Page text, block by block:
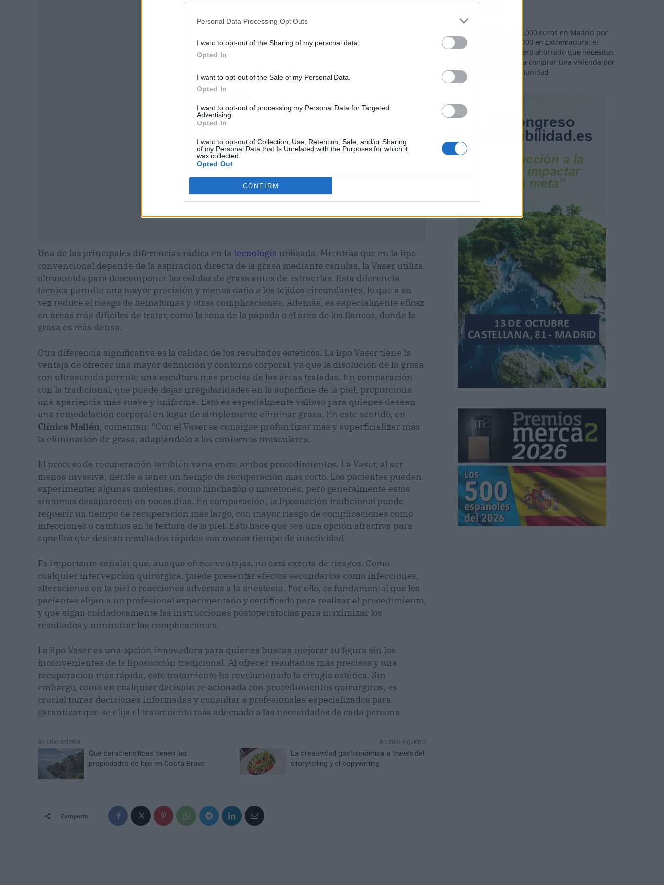
Personal Data Processing Opt Outs
I want to opt-out of the Sharing of my personal data.
Opted In
I want to opt-out of the Sale of my Personal Data.
Opted In
I want to opt-out of processing my Personal Data for Targeted
Advertising.
Opted In
I want to opt-out of Collection, Use, Retention, Sale, and/or Sharing
of my Personal Data that Is Unrelated with the Purposes for which it
was collected.
Opted Out
CONFIRM
Una de las principales diferencias radica en la tecnología utilizada. Mientras que en la lipo
convencional depende de la aspiración directa de la grasa mediante cánulas, la Vaser utiliza
ultrasonido para descomponer las células de grasa antes de extraerlas. Esta diferencia
técnica permite una mayor precisión y menos daño a los tejidos circundantes, lo que a su
vez reduce el riesgo de hematomas y otras complicaciones. Además, es especialmente eficaz
en áreas más difíciles de tratar, como la zona de la papada o el área de los flancos, donde la
grasa es más densa.
Otra diferencia significativa es la calidad de los resultados estéticos. La lipo Vaser tiene la
ventaja de ofrecer una mayor definición y contorno corporal, ya que la disolución de la grasa
con ultrasonido permite una escultura más precisa de las áreas tratadas. En comparación
con la tradicional, que puede dejar irregularidades en la superficie de la piel, proporciona
una apariencia más suave y uniforme. Esto es especialmente valioso para quienes desean
una remodelación corporal en lugar de simplemente eliminar grasa. En este sentido, en
Clínica Mallén, comentan: “Con el Vaser se consigue profundizar más y superficializar más
la eliminación de grasa, adaptándolo a los contornos musculares.
El proceso de recuperación también varía entre ambos procedimientos. La Vaser, al ser
menos invasiva, tiende a tener un tiempo de recuperación más corto. Los pacientes pueden
experimentar algunas molestias, como hinchazón o moretones, pero generalmente estos
síntomas desaparecen en pocos días. En comparación, la liposucción tradicional puede
requerir un tiempo de recuperación más largo, con mayor riesgo de complicaciones como
infecciones o cambios en la textura de la piel. Esto hace que sea una opción atractiva para
aquellos que desean resultados rápidos con menor tiempo de inactividad.
Es importante señalar que, aunque ofrece ventajas, no está exenta de riesgos. Como
cualquier intervención quirúrgica, puede presentar efectos secundarios como infecciones,
alteraciones en la piel o reacciones adversas a la anestesia. Por ello, es fundamental que los
pacientes elijan a un profesional experimentado y certificado para realizar el procedimiento,
y que sigan cuidadosamente las instrucciones postoperatorias para maximizar los
resultados y minimizar las complicaciones.
La lipo Vaser es una opción innovadora para quienes buscan mejorar su figura sin los
inconvenientes de la liposucción tradicional. Al ofrecer resultados más precisos y una
recuperación más rápida, este tratamiento ha revolucionado la cirugía estética. Sin
embargo, como en cualquier decisión relacionada con procedimientos quirúrgicos, es
crucial tomar decisiones informadas y consultar a profesionales especializados para
garantizar que se elija el tratamiento más adecuado a las necesidades de cada persona.
Artículo anterior
Qué características tienen las
propiedades de lujo en Costa Brava
Artículo siguiente
La creatividad gastronómica a través del
storytelling y el copywriting
Compartir
110.000 euros en Madrid por
31.000 en Extremadura: el
dinero ahorrado que necesitas
para comprar una vivienda por
comunidad